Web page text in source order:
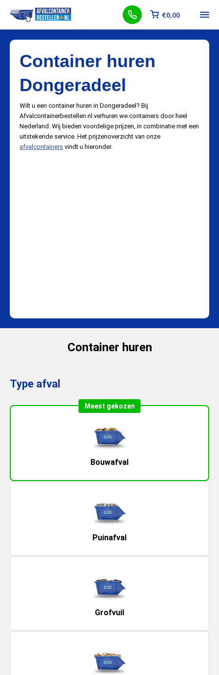
€0,00
Container huren
Dongeradeel
Wilt u een container huren in Dongeradeel? Bij
Afvalcontainerbestellen.nl verhuren we containers door heel
Nederland. Wij bieden voordelige prijzen, in combinatie met een
uitstekende service. Het prijzenoverzicht van onze
afvalcontainers vindt u hieronder.
Container huren
Type afval
Meest gekozen
Bouwafval
Puinafval
Grofvuil